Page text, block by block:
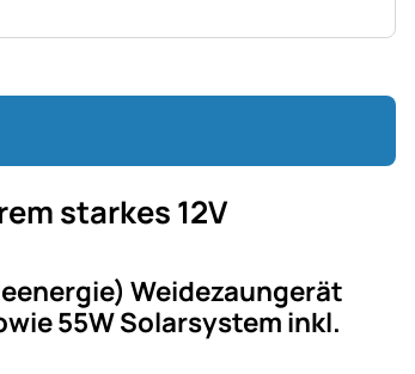
starkes 12V
Weidezaungerät
55W Solarsystem inkl.